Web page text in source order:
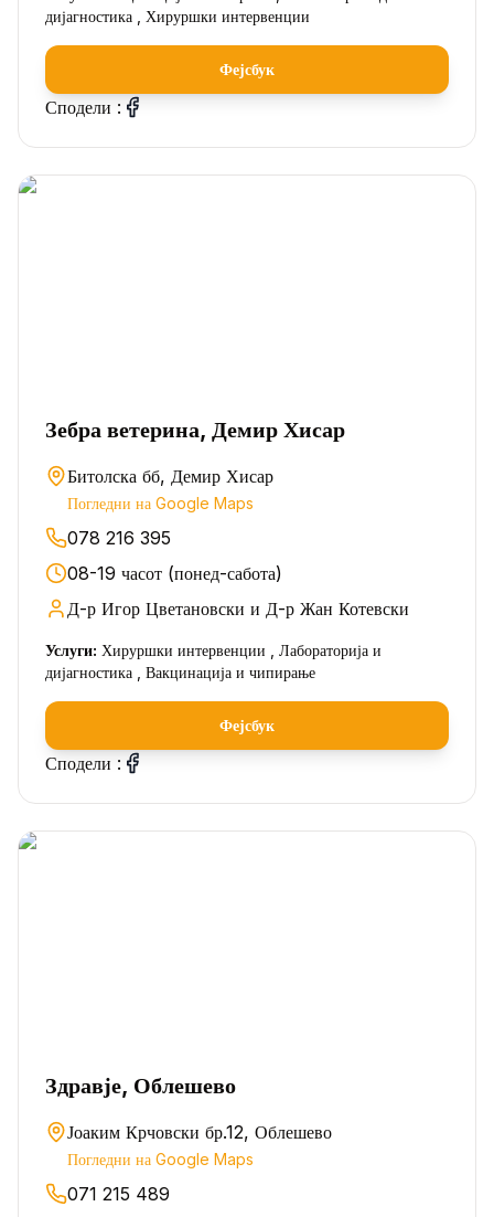
дијагностика , Хируршки интервенции
Фејсбук
Сподели :
Зебра ветерина, Демир Хисар
Битолска бб, Демир Хисар
Погледни на Google Maps
078 216 395
08-19 часот (понед-сабота)
Д-р Игор Цветановски и Д-р Жан Котевски
Услуги: Хируршки интервенции , Лабораторија и
дијагностика , Вакцинација и чипирање
Фејсбук
Сподели :
Здравје, Облешево
Јоаким Крчовски бр.12, Облешево
Погледни на Google Maps
071 215 489